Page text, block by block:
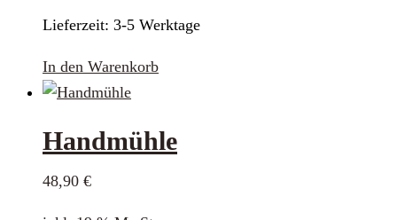
Lieferzeit: 3-5 Werktage
In den Warenkorb
Handmühle
48,90 €